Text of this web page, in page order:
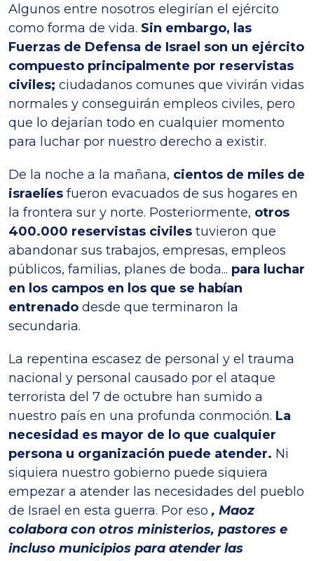
Algunos entre nosotros elegirían el ejército
como forma de vida. Sin embargo, las
Fuerzas de Defensa de Israel son un ejército
compuesto principalmente por reservistas
civiles; ciudadanos comunes que vivirán vidas
normales y conseguirán empleos civiles, pero
que lo dejarían todo en cualquier momento
para luchar por nuestro derecho a existir.
De la noche a la mañana, cientos de miles de
israelíes fueron evacuados de sus hogares en
la frontera sur y norte. Posteriormente, otros
400.000 reservistas civiles tuvieron que
abandonar sus trabajos, empresas, empleos
públicos, familias, planes de boda... para luchar
en los campos en los que se habían
entrenado desde que terminaron la
secundaria.
La repentina escasez de personal y el trauma
nacional y personal causado por el ataque
terrorista del 7 de octubre han sumido a
nuestro país en una profunda conmoción. La
necesidad es mayor de lo que cualquier
persona u organización puede atender. Ni
siquiera nuestro gobierno puede siquiera
empezar a atender las necesidades del pueblo
de Israel en esta guerra. Por eso , Maoz
colabora con otros ministerios, pastores e
incluso municipios para atender las